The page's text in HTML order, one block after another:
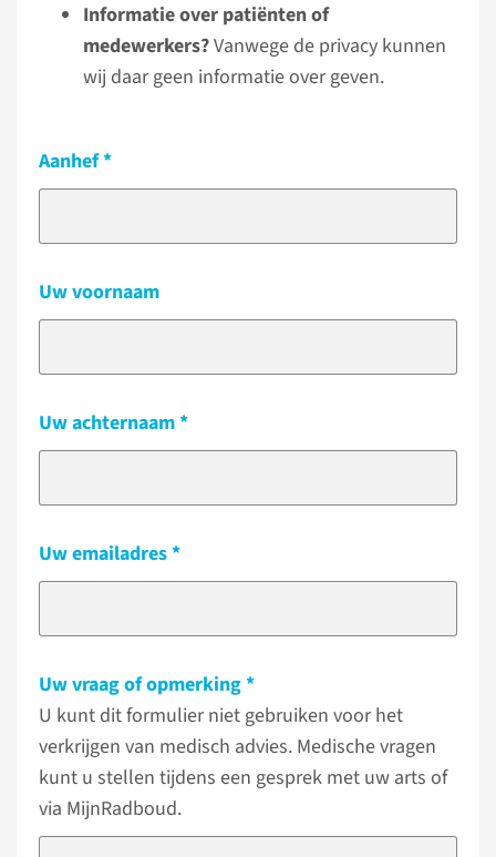
Informatie over patiënten of
medewerkers?Vanwege de privacy kunnen
wij daar geen informatie over geven.
Aanhef
Uw voornaam
Uw achternaam
Uw emailadres
Uw vraag of opmerking
U kunt dit formulier niet gebruiken voor het
verkrijgen van medisch advies. Medische vragen
kunt u stellen tijdens een gesprek met uw arts of
via MijnRadboud.